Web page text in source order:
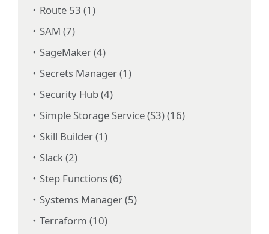
Route 53 (1)
SAM (7)
SageMaker (4)
Secrets Manager (1)
Security Hub (4)
Simple Storage Service (S3) (16)
Skill Builder (1)
Slack (2)
Step Functions (6)
Systems Manager (5)
Terraform (10)